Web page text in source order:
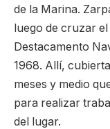
de la Marina.
luego de cruzar
Destacamento
1968. Allí,
meses y medio
para realizar
del lugar.